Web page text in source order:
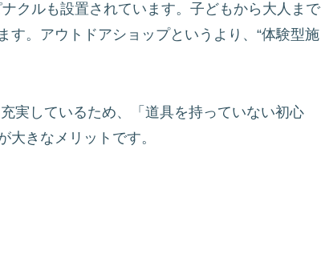
クルも設置されています。子どもから大人まで
す。アウトドアショップというより、“体験型施
実しているため、「道具を持っていない初心
きなメリットです。